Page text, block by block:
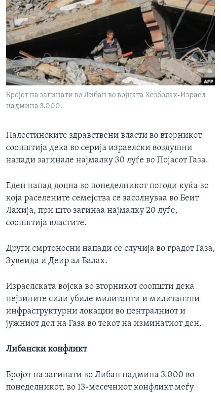
ИНТЕРВЈУА
Јазици
Бројот на загинати во Либан во војната Хезболах-Израел
надмина 3.000.
Палестинските здравствени власти во вторникот
соопштија дека во серија израелски воздушни
напади загинале најмалку 30 луѓе во Појасот Газа.
Еден напад доцна во понеделникот погоди куќа во
која раселените семејства се засолнуваа во Беит
Лахија, при што загинаа најмалку 20 луѓе,
соопштија властите.
Други смртоносни напади се случија во градот Газа,
Зувеида и Деир ал Балах.
Израелската војска во вторникот соопшти дека
нејзините сили убиле милитанти и милитантни
инфраструктурни локации во централниот и
јужниот дел на Газа во текот на изминатиот ден.
Либански конфликт
Бројот на загинати во Либан надмина 3.000 во
понеделникот, во 13-месечниот конфликт меѓу